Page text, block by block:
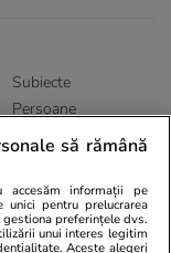
Subiecte
Persoane
Sitemapsă rămână
accesăm informații pe
unici pentru prelucrarea
gestiona preferințele dvs.
unui interes legitim
Aceste alegeri